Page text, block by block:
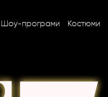
Шоу-програми Костюми